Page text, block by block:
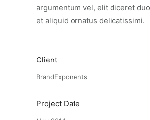
argumentum vel, elit diceret
et aliquid ornatus delicatissimi.
Client
BrandExponents
Project Date